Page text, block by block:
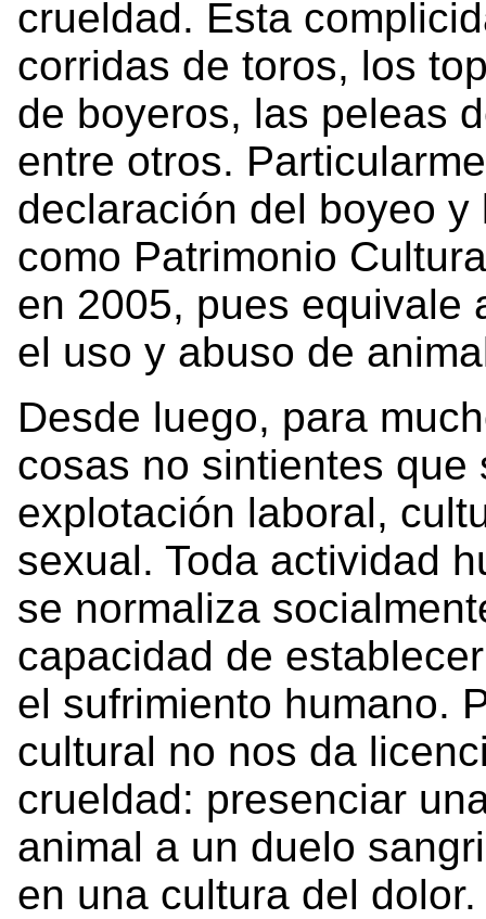
crueldad. Esta
corridas de toros, los
de boyeros, las peleas
entre otros.
declaración del boyeo
como Patrimonio
en 2005, pues equivale
el uso y abuso de
Desde luego, para
cosas no sintientes
explotación laboral,
sexual. Toda actividad
se normaliza
capacidad de
el sufrimiento humano.
cultural no nos da
crueldad: presenciar
animal a un duelo
en una cultura del dolor.